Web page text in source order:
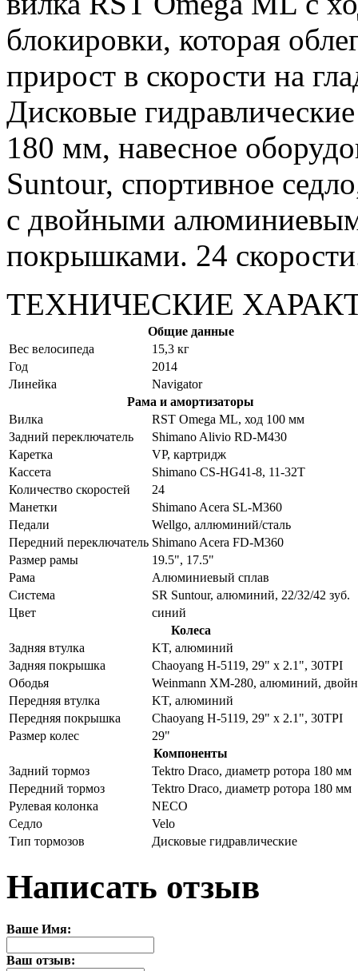
блокировки, которая
прирост в скорости на
Дисковые
180 мм, навесное
Suntour, спортивное
с двойными
покрышками. 24
ТЕХНИЧЕСКИЕ
Общие данные
Вес велосипеда
15,3 кг
Год
2014
Линейка
Navigator
Рама и амортизаторы
Вилка
RST Omega ML, ход 100 мм
Задний переключатель
Shimano Alivio RD-M430
Каретка
VP, картридж
Кассета
Shimano CS-HG41-8, 11-32T
Количество скоростей
24
Манетки
Shimano Acera SL-M360
Педали
Wellgo, аллюминий/сталь
Передний переключатель Shimano Acera FD-M360
Размер рамы
19.5", 17.5"
Рама
Алюминиевый сплав
Система
SR Suntour, алюминий, 22/32/42 зуб.
Цвет
синий
Колеса
Задняя втулка
KT, алюминий
Задняя покрышка
Chaoyang H-5119, 29" x 2.1", 30TPI
Ободья
Weinmann XM-280, алюминий,
Передняя втулка
KT, алюминий
Передняя покрышка
Chaoyang H-5119, 29" x 2.1", 30TPI
Размер колес
29"
Компоненты
Задний тормоз
Tektro Draco, диаметр ротора 180 мм
Передний тормоз
Tektro Draco, диаметр ротора 180 мм
Рулевая колонка
NECO
Седло
Velo
Тип тормозов
Дисковые гидравлические
Написать отзыв
Ваше Имя:
Ваш отзыв: